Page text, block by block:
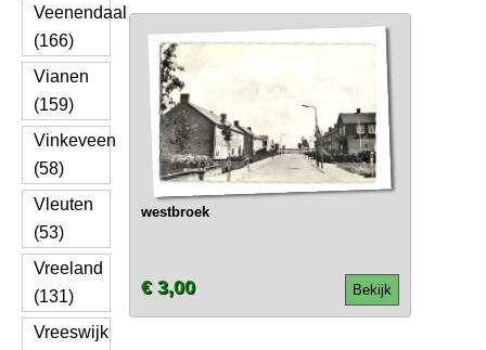
Veenendaal
(166)
Vianen
(159)
Vinkeveen
(58)
Vleuten
(53)
Vreeland
(131)
Vreeswijk
westbroek
Bekijk
€ 3,00